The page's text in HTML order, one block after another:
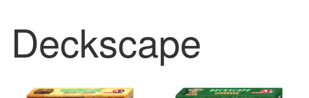
Deckscape